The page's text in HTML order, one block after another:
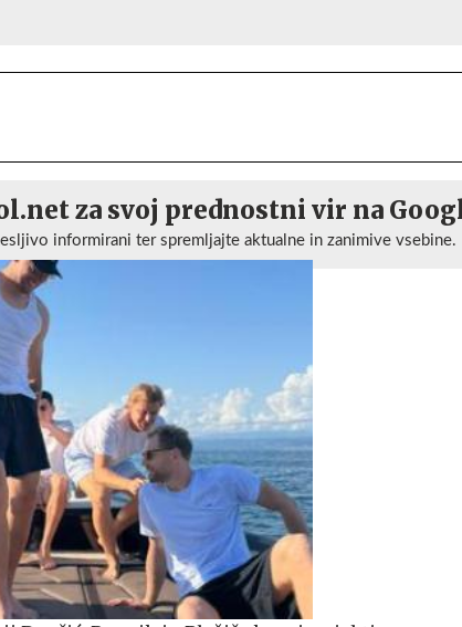
za svoj prednostni vir na
informirani ter spremljajte aktualne in zanimive vsebine.